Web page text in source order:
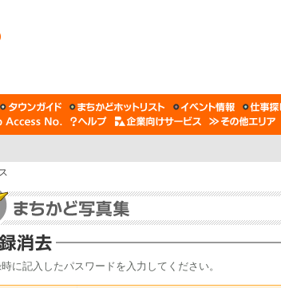
に記入したパスワードを入力してください。